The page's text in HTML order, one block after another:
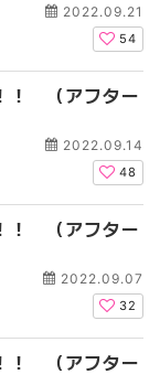
2022.09.21
54
！ （アフター
2022.09.14
48
！ （アフター
2022.09.07
32
！ （アフター